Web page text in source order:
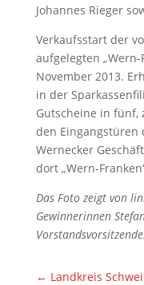
Johannes Rieger
Verkaufsstart der
aufgelegten „Wern-
November 2013.
in der
Gutscheine in fünf,
den
Wernecker
dort „Wern-
Das Foto zeigt von
Gewinnerinnen
← Landkreis